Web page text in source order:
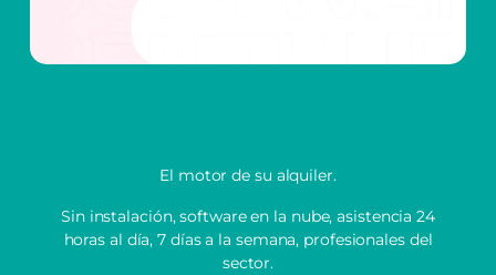
El motor de su alquiler.
Sin instalación, software en la nube, asistencia 24
horas al día, 7 días a la semana, profesionales del
sector.